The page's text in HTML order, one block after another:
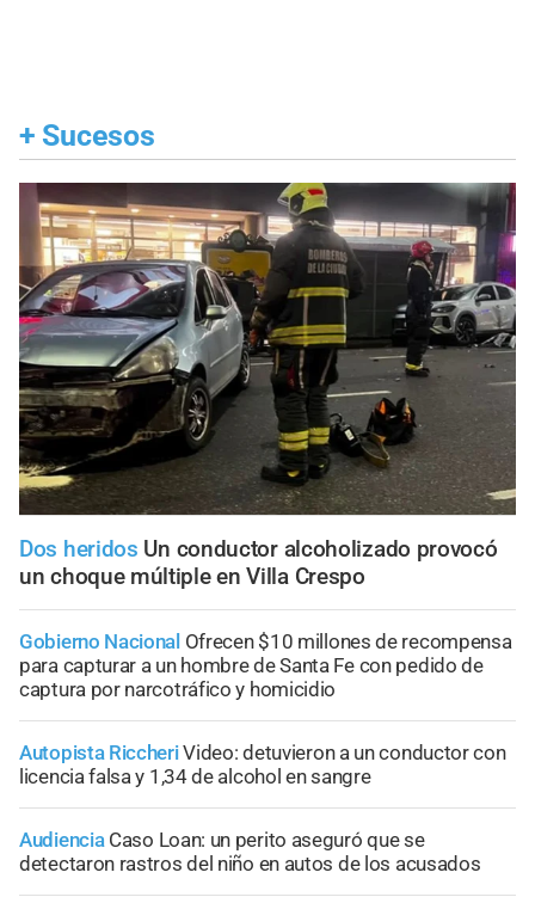
+ Sucesos
Dos heridos Un conductor alcoholizado provocó
un choque múltiple en Villa Crespo
Gobierno Nacional Ofrecen $10 millones de recompensa
para capturar a un hombre de Santa Fe con pedido de
captura por narcotráfico y homicidio
Autopista RiccheriVideo: detuvieron a un conductor con
licencia falsa y 1,34 de alcohol en sangre
Audiencia Caso Loan: un perito aseguró que se
detectaron rastros del niño en autos de los acusados